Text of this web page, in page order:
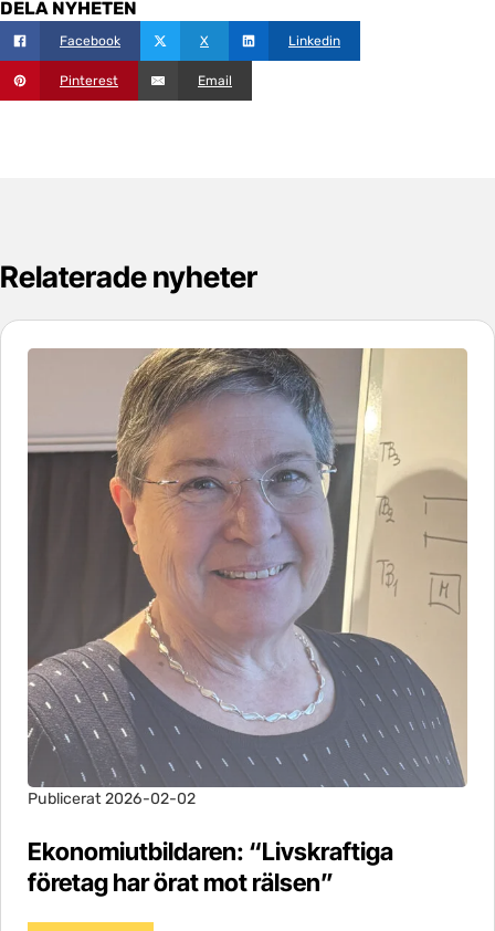
DELA NYHETEN
Facebook X Linkedin
Pinterest Email
Relaterade nyheter
Publicerat 2026-02-02
Ekonomiutbildaren: “Livskraftiga
företag har örat mot rälsen”